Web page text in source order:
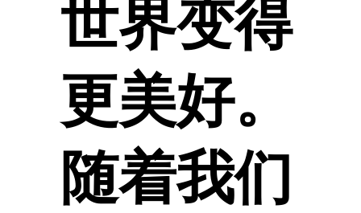
世界变得
更美好。
随着我们